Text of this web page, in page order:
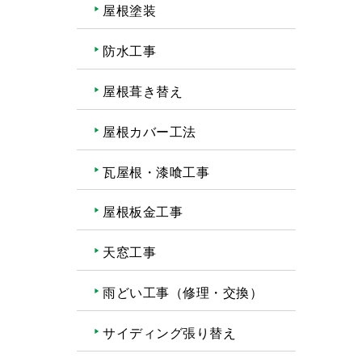
屋根塗装
防水工事
屋根葺き替え
屋根カバー工法
瓦屋根・漆喰工事
屋根板金工事
天窓工事
雨どい工事（修理・交換）
サイディング張り替え